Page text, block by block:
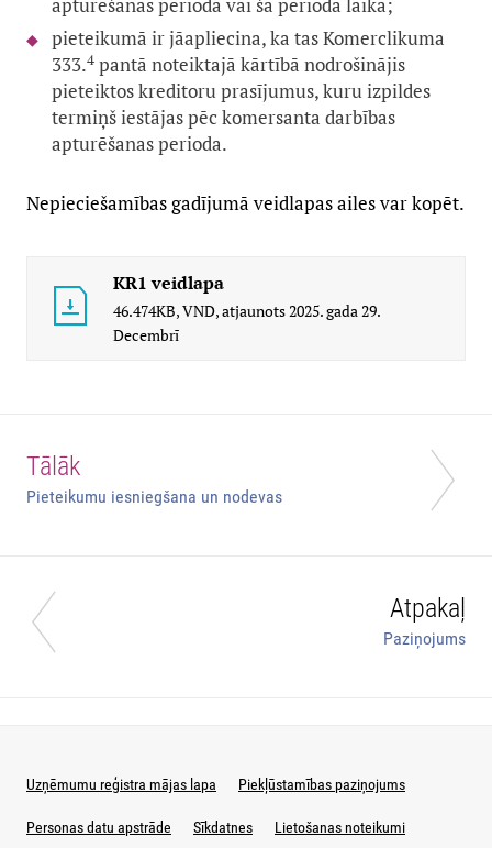
pieteikumā ir jāapliecina, ka tas Komerclikuma
333.4 pantā noteiktajā kārtībā nodrošinājis
pieteiktos kreditoru prasījumus, kuru izpildes
termiņš iestājas pēc komersanta darbības
apturēšanas perioda.
Nepieciešamības gadījumā veidlapas ailes var kopēt.
KR1 veidlapa
46.474KB,VND,atjaunots2025. gada 29.
Decembrī
Tālāk
Pieteikumu iesniegšana un nodevas
Atpakaļ
Paziņojums
Uzņēmumu reģistra mājas lapa Piekļūstamības paziņojums
Personas datu apstrāde Sīkdatnes Lietošanas noteikumi